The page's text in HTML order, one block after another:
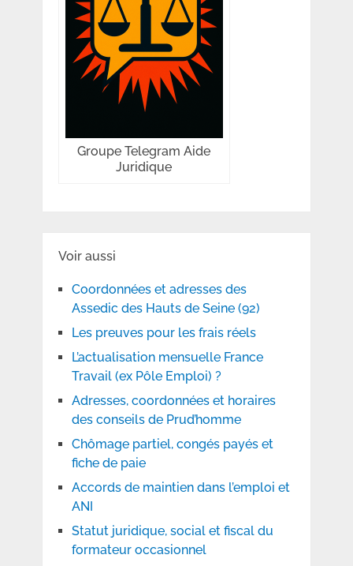
Groupe Telegram Aide
Juridique
Voir aussi
Coordonnées et adresses des
Assedic des Hauts de Seine (92)
Les preuves pour les frais réels
L’actualisation mensuelle France
Travail (ex Pôle Emploi) ?
Adresses, coordonnées et horaires
des conseils de Prud’homme
Chômage partiel, congés payés et
fiche de paie
Accords de maintien dans l’emploi et
ANI
Statut juridique, social et fiscal du
formateur occasionnel